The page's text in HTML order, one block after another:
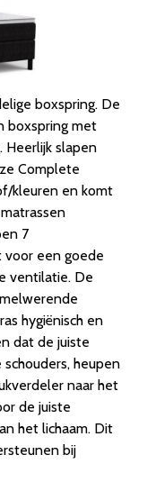
boxspring. De
boxspring met
Heerlijk slapen
Complete
kleuren en komt
7
een goede
ventilatie. De
hygiënisch en
dat de juiste
heupen
naar het
de juiste
het lichaam. Dit
bij